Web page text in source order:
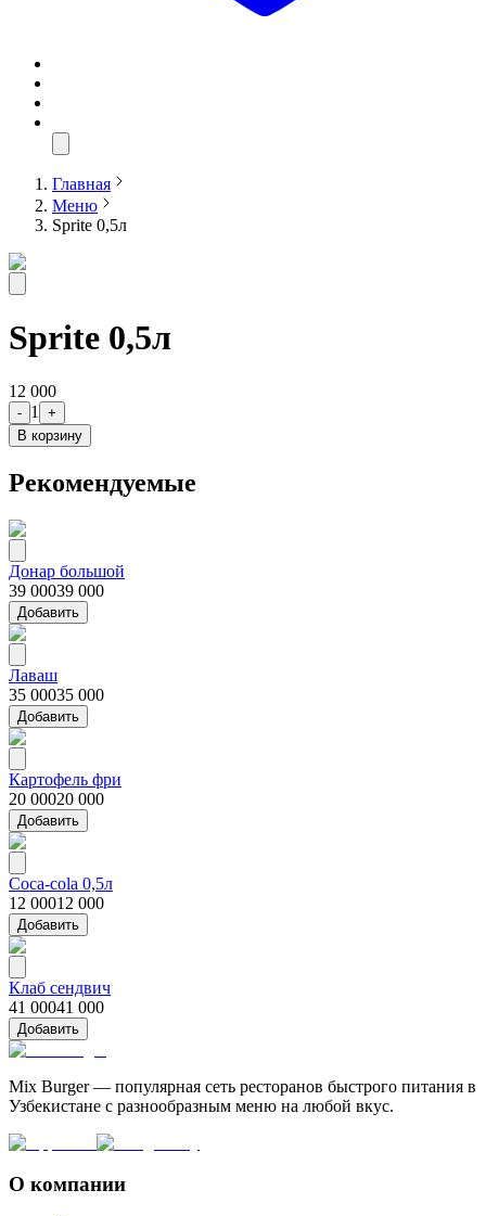
Главная
Меню
Sprite 0,5л
Sprite 0,5л
12 000
- 1
+
В корзину
Рекомендуемые
Донар большой
39 00039 000
Добавить
Лаваш
35 00035 000
Добавить
Картофель фри
20 00020 000
Добавить
Coca-cola 0,5л
12 00012 000
Добавить
Клаб сендвич
41 00041 000
Добавить
Mix Burger — популярная сеть ресторанов быстрого питания в
Узбекистане с разнообразным меню на любой вкус.
О компании